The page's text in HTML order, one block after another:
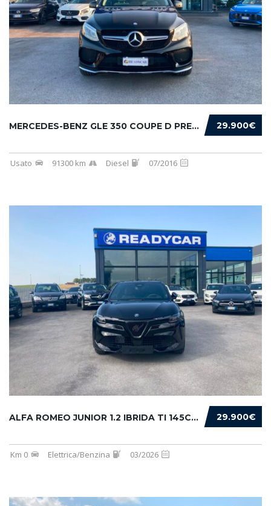
29.900€
MERCEDES-BENZ GLE 350 COUPE D PREMIUM 4MATIC...
Usato 91300 km Diesel 07/2016
29.900€
ALFA ROMEO JUNIOR 1.2 IBRIDA TI 145CV EDCT6
Km 0 Elettrica/Benzina 03/2026